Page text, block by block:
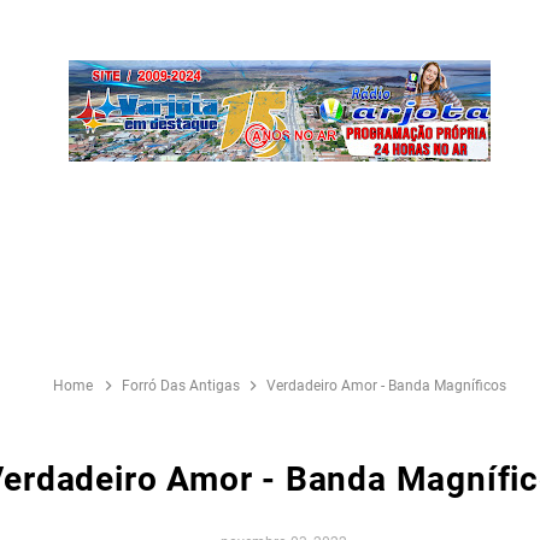
Home Forró Das Antigas Verdadeiro Amor - Banda Magníficos
Amor - Banda